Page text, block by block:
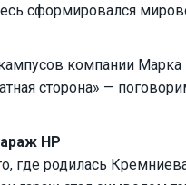
сформировался
компании
сторона» —
HP
где родилась